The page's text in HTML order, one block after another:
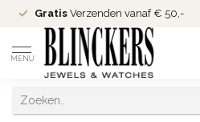
Gratis Verzenden vanaf € 50,-
MENU